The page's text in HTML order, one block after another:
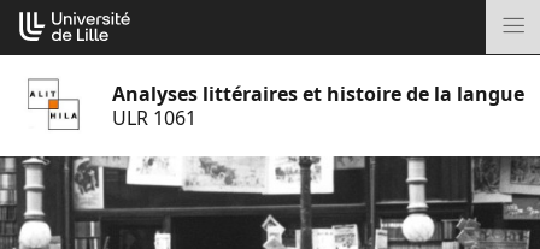
Aller
au
Analyses littéraires et histoire de la langue
ULR 1061
Cookies management panel